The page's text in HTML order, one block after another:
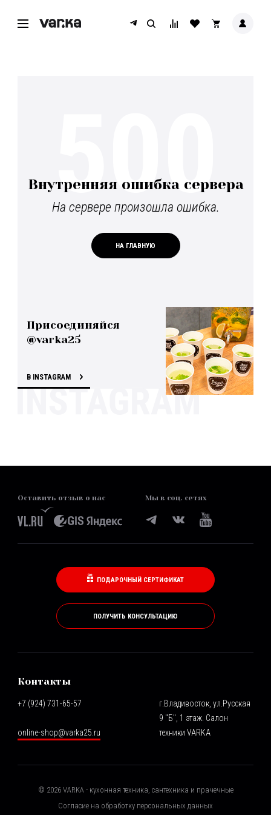
Внутренняя ошибка сервера
На сервере произошла ошибка.
НА ГЛАВНУЮ
500
Присоединяйся
@varka25
В INSTAGRAM
Оставить отзыв о нас Мы в соц. сетях
ПОДАРОЧНЫЙ СЕРТИФИКАТ
ПОЛУЧИТЬ КОНСУЛЬТАЦИЮ
Контакты
+7 (924) 731-65-57
online-shop@varka25.ru
г.Владивосток, ул.Русская
9 "Б", 1 этаж. Салон
техники VARKA
© 2026VARKA - кухонная техника, сантехника и прачечные
Согласие на обработку персональных данных